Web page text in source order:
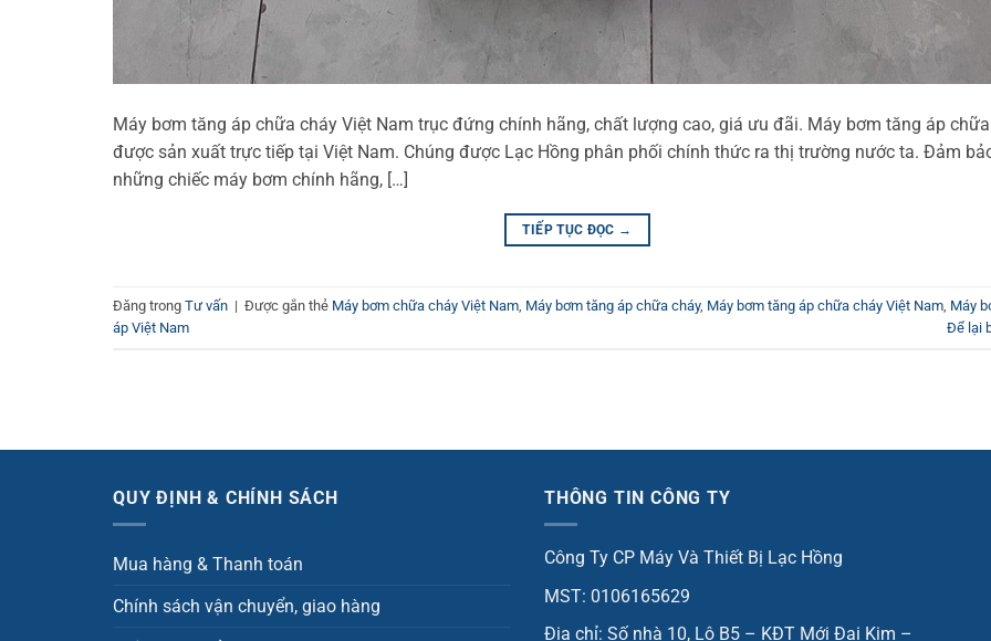
Máy bơm tăng áp chữa cháy Việt Nam trục đứng chính hãng, chất lượng cao, giá ưu đãi. Máy bơm tăng áp
được sản xuất trực tiếp tại Việt Nam. Chúng được Lạc Hồng phân phối chính thức ra thị trường nước ta. Đảm
những chiếc máy bơm chính hãng, […]
TIẾP TỤC ĐỌC →
Đăng trong Tư vấn | Được gắn thẻ Máy bơm chữa cháy Việt Nam Máy bơm tăng áp chữa cháy, Máy bơm tăng áp chữa cháy Việt Nam Máy
áp Việt Nam
Để lại
QUY ĐỊNH & CHÍNH SÁCH
Mua hàng & Thanh toán
Chính sách vận chuyển, giao hàng
THÔNG TIN CÔNG TY
Công Ty CP Máy Và Thiết Bị Lạc Hồng
MST: 0106165629
Địa chỉ: Số nhà 10, Lô B5 – KĐT Mới Đại Kim –